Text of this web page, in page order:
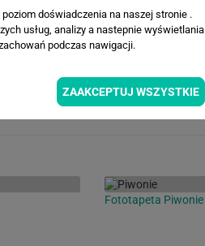
Loading...
Fototapeta Piwonie
doświadczenia na naszej stronie .
usług, analizy a nastepnie wyświetlania
podczas nawigacji.
ZAAKCEPTUJ WSZYSTKIE